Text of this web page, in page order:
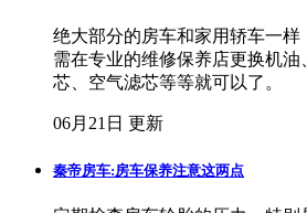
绝大部分的房车和家用轿车一
需在专业的维修保养店更换机
芯、空气滤芯等等就可以了。
06月21日 更新
秦帝房车:房车保养注意这两点